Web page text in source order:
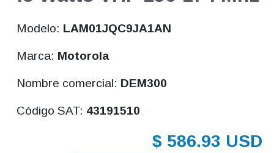
Modelo: LAM01JQC9JA1AN
Marca: Motorola
Nombre comercial: DEM300
Código SAT: 43191510
$ 586.93 USD